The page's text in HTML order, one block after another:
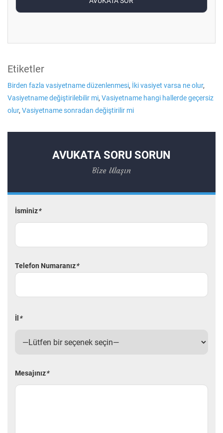
Etiketler
Birden fazla vasiyetname düzenlenmesi, İki vasiyet varsa ne olur,
Vasiyetname değiştirilebilir mi, Vasiyetname hangi hallerde geçersiz
olur, Vasiyetname sonradan değiştirilir mi
AVUKATA SORU SORUN
Bize Ulaşın
İsminiz*
Telefon Numaranız*
İl *
Mesajınız*